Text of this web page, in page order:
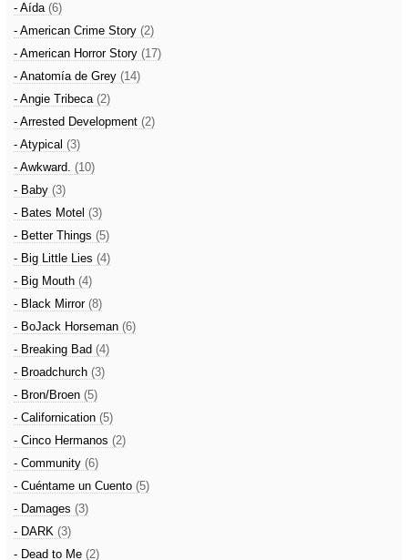
- Aída (6)
- American Crime Story (2)
- American Horror Story (17)
- Anatomía de Grey (14)
- Angie Tribeca (2)
- Arrested Development (2)
- Atypical (3)
- Awkward. (10)
- Baby (3)
- Bates Motel (3)
- Better Things (5)
- Big Little Lies (4)
- Big Mouth (4)
- Black Mirror (8)
- BoJack Horseman (6)
- Breaking Bad (4)
- Broadchurch (3)
- Bron/Broen (5)
- Californication (5)
- Cinco Hermanos (2)
- Community (6)
- Cuéntame un Cuento (5)
- Damages (3)
- DARK (3)
- Dead to Me (2)